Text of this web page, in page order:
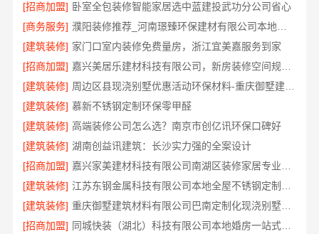
[招商加盟] 卧室全包装修智能家居选中蓝建投武功分公司省心
[商务服务]
[建筑装修] 家门口室内装修免费量房，浙江宜美嘉服务到家
[招商加盟]
[建筑装修]
周边区县现浇别墅优惠活动环保材料-重庆御墅建筑材料有限公司
[建筑装修] 慕新不锈钢定制环保零甲醛
[建筑装修] 高端装修公司怎么选？南京市创亿讯环保口碑好
[建筑装修] 湖南创益讯建筑：长沙实力强的全案设计
[招商加盟]
[建筑装修]
[建筑装修]
重庆御墅建筑材料有限公司巴南定制化现浇别墅抗震防风
[招商加盟]
同城快装（湖北）科技有限公司本地婚房一站式装修一口价工期保障